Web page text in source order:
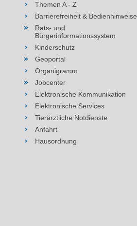
Themen A - Z
Barrierefreiheit & Bedienhinweise
Rats- und
Bürgerinformationssystem
Kinderschutz
Geoportal
Organigramm
Jobcenter
Elektronische Kommunikation
Elektronische Services
Tierärztliche Notdienste
Anfahrt
Hausordnung